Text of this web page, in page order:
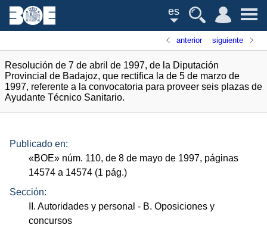
es
anterior siguiente
Resolución de 7 de abril de 1997, de la Diputación
Provincial de Badajoz, que rectifica la de 5 de marzo de
1997, referente a la convocatoria para proveer seis plazas de
Ayudante Técnico Sanitario.
Publicado en:
«BOE» núm. 110, de 8 de mayo de 1997, páginas
14574 a 14574 (1 pág.)
Sección:
II. Autoridades y personal - B. Oposiciones y
concursos